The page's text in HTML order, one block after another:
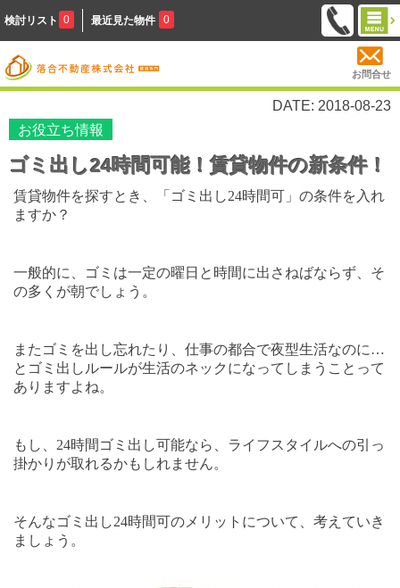
検討リスト 0 最近見た物件 0
お問合せ
DATE: 2018-08-23
お役立ち情報
ゴミ出し24時間可能！賃貸物件の新条件！
賃貸物件を探すとき、「ゴミ出し24時間可」の条件を入れ
ますか？
一般的に、ゴミは一定の曜日と時間に出さねばならず、そ
の多くが朝でしょう。
またゴミを出し忘れたり、仕事の都合で夜型生活なのに…
とゴミ出しルールが生活のネックになってしまうことって
ありますよね。
もし、 24時間ゴミ出し可能なら、ライフスタイルへの引っ
掛かりが取れるかもしれません。
そんなゴミ出し24時間可のメリットについて、考えていき
ましょう。